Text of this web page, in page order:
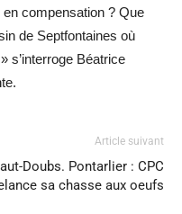
compensation ? Que
de Septfontaines où
s’interroge Béatrice
Article suivant
Doubs. Pontarlier : CPC
sa chasse aux oeufs